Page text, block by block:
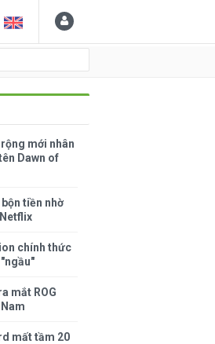
mới nhân
Dawn of
tiền nhờ
chính thức
mắt ROG
mất tầm 20